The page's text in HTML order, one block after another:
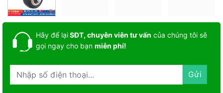
Hãy để lạiSĐT, chuyên viên tư vấn của chúng tôi sẽ
gọi ngay cho bạn miễn phí!